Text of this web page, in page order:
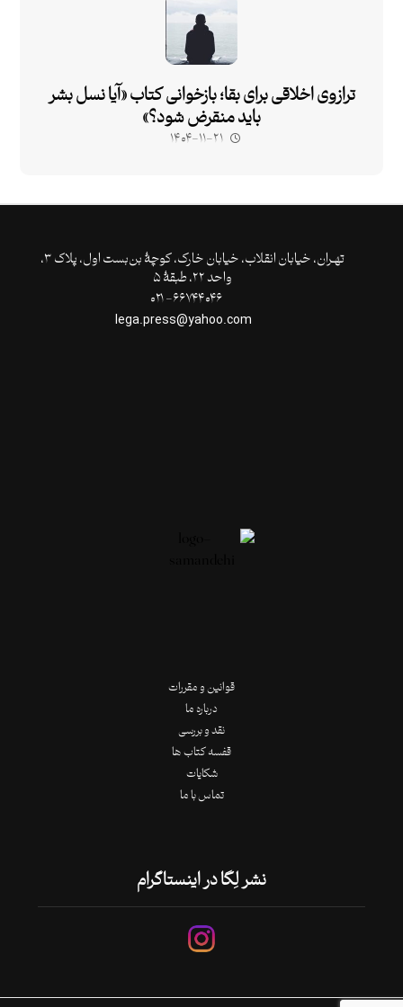
ترازوی اخلاقی برای بقا؛ بازخوانی کتاب «آیا نسل بشر
باید منقرض شود؟»
۱۴۰۴-۱۱-۲۱
تهـران،‌ خیابان انقلاب، خیابان خارک، کوچۀ بن‌بست اول، پلاک ۳،
واحد ۲۲، طبقۀ ۵
قوانین و مقررات
درباره ما
نقد و بررسی
قفسه کتاب ها
شکایات
تماس با ما
نشر لِگا در اینستاگرام